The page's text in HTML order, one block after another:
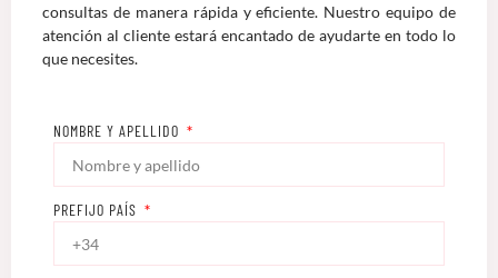
consultas de manera rápida y eficiente. Nuestro equipo de
atención al cliente estará encantado de ayudarte en todo lo
que necesites.
NOMBRE Y APELLIDO
PREFIJO PAÍS